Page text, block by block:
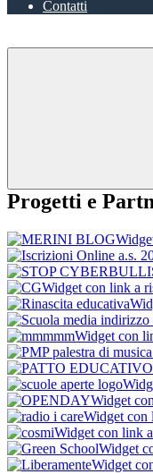
Contatti
Progetti e
Widget con link a
Widget con
Widget
Widget con
Widget con link
Widget
Widget